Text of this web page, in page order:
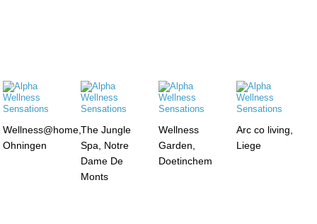
Wellness@home,
Ohningen
The Jungle
Spa, Notre
Dame De
Monts
Wellness
Garden,
Doetinchem
Arc co living,
Liege